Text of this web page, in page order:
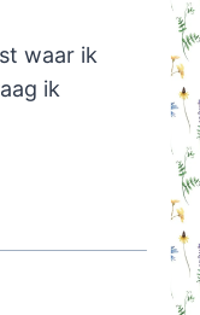
waar ik
ik